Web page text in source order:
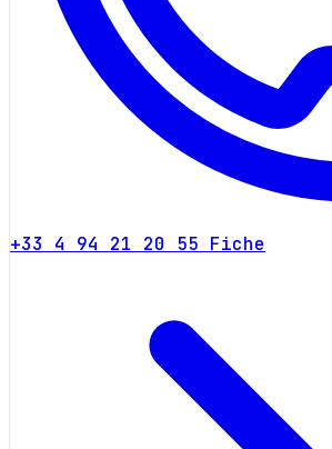
+33 4 94 21 20 55 Fiche